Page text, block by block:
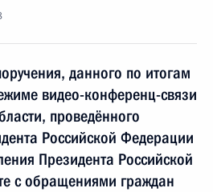
данного по итогам
видео-конференц-связи
проведённого
Российской Федерации
Президента Российской
с обращениями граждан